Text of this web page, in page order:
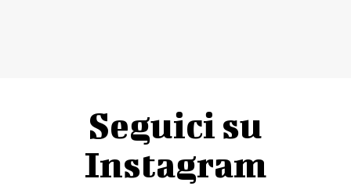
Seguici su
Instagram